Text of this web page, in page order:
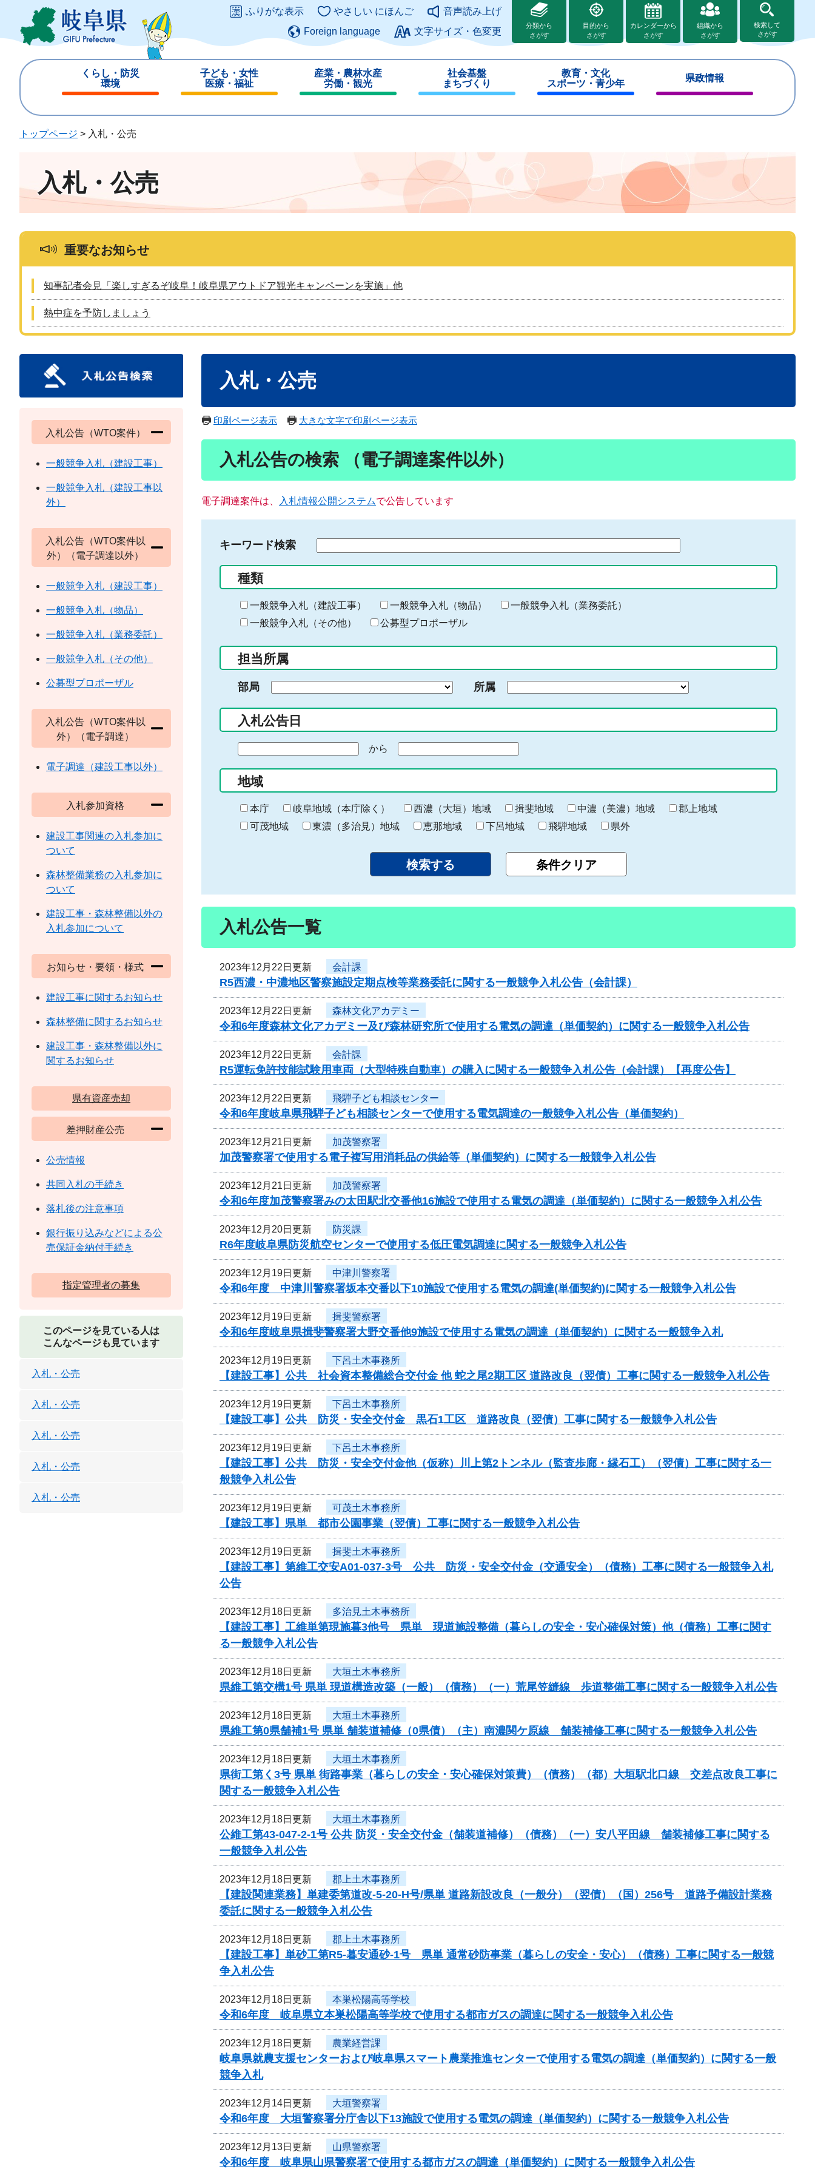
ジ
ュ
このページの本文へ
ふりがな表示 やさしい にほんご
音声読み上げ
Foreign language
文字サイズ・色変更
分類から
さがす
目的から
さがす
カレンダーから
さがす
組織から
さがす
検索して
さがす
くらし・防災
環境
じ
子ども・女性
医療・福祉
じ
産業・農林水産
労働・観光
じ
社会基盤
まちづくり
じ
教育・文化
スポーツ・青少年
じ
県政情報
じ
トップページ > 入札・公売
入札・公売
重要なお知らせ
知事記者会見「楽しすぎるぞ岐阜！岐阜県アウトドア観光キャンペーンを実施」他
熱中症を予防しましょう
入札・公売
印刷ページ表示 大きな文字で印刷ページ表示
入札公告の検索 （電子調達案件以外）
電子調達案件は、 入札情報公開システムで公告しています
キーワード検索
る
キ
ー
ー
入
力
種類
一般競争入札（建設工事） 一般競争入札（物品）
一般競争入札（業務委託）
一般競争入札（その他）
公募型プロポーザル
担当所属
部局 所属
入札公告日
の
始
ま
り
から
終
わ
り
地域
本庁 岐阜地域（本庁除く） 西濃（大垣）地域 揖斐地域 中濃（美濃）地域
郡上地域
可茂地域
東濃（多治見）地域 恵那地域 下呂地域 飛騨地域 県外
入札公告一覧
2023年12月22日更新 会計課
R5西濃・中濃地区警察施設定期点検等業務委託に関する一般競争入札公告（会計課）
2023年12月22日更新 森林文化アカデミー
令和6年度森林文化アカデミー及び森林研究所で使用する電気の調達（単価契約）に関する一般競争入札公告
2023年12月22日更新 会計課
R5運転免許技能試験用車両（大型特殊自動車）の購入に関する一般競争入札公告（会計課）【再度公告】
2023年12月22日更新 飛騨子ども相談センター
令和6年度岐阜県飛騨子ども相談センターで使用する電気調達の一般競争入札公告（単価契約）
2023年12月21日更新 加茂警察署
加茂警察署で使用する電子複写用消耗品の供給等（単価契約）に関する一般競争入札公告
2023年12月21日更新 加茂警察署
令和6年度加茂警察署みの太田駅北交番他16施設で使用する電気の調達（単価契約）に関する一般競争入札公告
2023年12月20日更新 防災課
R6年度岐阜県防災航空センターで使用する低圧電気調達に関する一般競争入札公告
2023年12月19日更新 中津川警察署
令和6年度 中津川警察署坂本交番以下10施設で使用する電気の調達(単価契約)に関する一般競争入札公告
2023年12月19日更新 揖斐警察署
令和6年度岐阜県揖斐警察署大野交番他9施設で使用する電気の調達（単価契約）に関する一般競争入札
2023年12月19日更新 下呂土木事務所
【建設工事】公共 社会資本整備総合交付金 他 蛇之尾2期工区 道路改良（翌債）工事に関する一般競争入札公告
2023年12月19日更新 下呂土木事務所
【建設工事】公共 防災・安全交付金 黒石1工区 道路改良（翌債）工事に関する一般競争入札公告
2023年12月19日更新 下呂土木事務所
【建設工事】公共 防災・安全交付金他（仮称）川上第2トンネル（監査歩廊・縁石工）（翌債）工事に関する一
般競争入札公告
2023年12月19日更新 可茂土木事務所
【建設工事】県単 都市公園事業（翌債）工事に関する一般競争入札公告
2023年12月19日更新 揖斐土木事務所
【建設工事】第維工交安A01-037-3号 公共 防災・安全交付金（交通安全）（債務）工事に関する一般競争入札
公告
2023年12月18日更新 多治見土木事務所
【建設工事】工維単第現施暮3他号 県単 現道施設整備（暮らしの安全・安心確保対策）他（債務）工事に関す
る一般競争入札公告
2023年12月18日更新 大垣土木事務所
県維工第交構1号 県単 現道構造改築（一般）（債務）（一）荒尾笠縫線 歩道整備工事に関する一般競争入札公告
2023年12月18日更新 大垣土木事務所
県維工第0県舗補1号 県単 舗装道補修（0県債）（主）南濃関ケ原線 舗装補修工事に関する一般競争入札公告
2023年12月18日更新 大垣土木事務所
県街工第く3号 県単 街路事業（暮らしの安全・安心確保対策費）（債務）（都）大垣駅北口線 交差点改良工事に
関する一般競争入札公告
2023年12月18日更新 大垣土木事務所
公維工第43-047-2-1号 公共 防災・安全交付金（舗装道補修）（債務）（一）安八平田線 舗装補修工事に関する
一般競争入札公告
2023年12月18日更新 郡上土木事務所
【建設関連業務】単建委第道改-5-20-H号/県単 道路新設改良（一般分）（翌債）（国）256号 道路予備設計業務
委託に関する一般競争入札公告
2023年12月18日更新 郡上土木事務所
【建設工事】単砂工第R5-暮安通砂-1号 県単 通常砂防事業（暮らしの安全・安心）（債務）工事に関する一般競
争入札公告
2023年12月18日更新 本巣松陽高等学校
令和6年度 岐阜県立本巣松陽高等学校で使用する都市ガスの調達に関する一般競争入札公告
2023年12月18日更新 農業経営課
岐阜県就農支援センターおよび岐阜県スマート農業推進センターで使用する電気の調達（単価契約）に関する一般
競争入札
2023年12月14日更新 大垣警察署
令和6年度 大垣警察署分庁舎以下13施設で使用する電気の調達（単価契約）に関する一般競争入札公告
2023年12月13日更新 山県警察署
令和6年度 岐阜県山県警察署で使用する都市ガスの調達（単価契約）に関する一般競争入札公告
入札公告（WTO案件）
一般競争入札（建設工事）
一般競争入札（建設工事以
外）
入札公告（WTO案件以
外）（電子調達以外）
一般競争入札（建設工事）
一般競争入札（物品）
一般競争入札（業務委託）
一般競争入札（その他）
公募型プロポーザル
入札公告（WTO案件以
外）（電子調達）
電子調達（建設工事以外）
入札参加資格
建設工事関連の入札参加に
ついて
森林整備業務の入札参加に
ついて
建設工事・森林整備以外の
入札参加について
お知らせ・要領・様式
建設工事に関するお知らせ
森林整備に関するお知らせ
建設工事・森林整備以外に
関するお知らせ
県有資産売却
差押財産公売
公売情報
共同入札の手続き
落札後の注意事項
銀行振り込みなどによる公
売保証金納付手続き
指定管理者の募集
このページを見ている人は
こんなページも見ています
入札・公売
入札・公売
入札・公売
入札・公売
入札・公売